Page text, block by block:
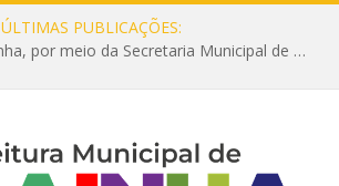
ÚLTIMAS PUBLICAÇÕES:
Prefeitura de Prainha, por meio da Secretaria Municipal de Educação, abre 354 vagas na área da Educação para 2025 com processo seletivo simplificado